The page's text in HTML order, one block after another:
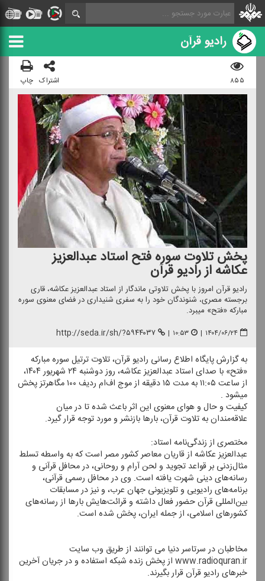
رادیو قرآن
۸۵۵ اشتراک چاپ
پخش تلاوت سوره فتح استاد عبدالعزیز
عكاشه از رادیو قرآن
رادیو قرآن امروز با پخش تلاوتی ماندگار از استاد عبدالعزیز عكاشه، قاری
برجسته مصری، شنوندگان خود را به سفری شنیداری در فضای معنوی سوره
مباركه «فتح» میبرد.
۱۴۰۴/۰۶/۲۴ | ۱۰:۵۳ | http://seda.ir/sh/?۵۹۴۴۰۳۷
به گزارش پایگاه اطلاع رسانی رادیو قرآن، تلاوت ترتیل سوره مباركه
«فتح» با صدای استاد عبدالعزیز عكاشه، روز دوشنبه ۲۴ شهریور ۱۴۰۴،
از ساعت ۱۱:۰۵ به مدت ۱۵ دقیقه از موج اف‌ام ردیف ۱۰۰ مگاهرتز پخش
میشود .
كیفیت و حال و هوای معنوی این اثر باعث شده تا در میان
علاقه‌مندان به تلاوت قرآن، بارها بازنشر و مورد توجه قرار گیرد.
مختصری از زندگی‌نامه استاد:
عبدالعزیز عكاشه از قاریان معاصر كشور مصر است كه به واسطه تسلط
مثال‌زدنی بر قواعد تجوید و لحن آرام و روحانی، در محافل قرآنی و
رسانه‌های دینی شهرت یافته است. وی در محافل رسمی قرآنی،
برنامه‌های رادیویی و تلویزیونی جهان عرب، و نیز در مسابقات
بین‌المللی قرآن حضور فعال داشته و قرائت‌هایش بارها از رسانه‌های
كشورهای اسلامی، از جمله ایران، پخش شده است.
مخاطبان در سرتاسر دنیا می توانند از طریق وب سایت
www.radioquran.ir از پخش زنده شبكه استفاده و در جریان آخرین
خبرهای رادیو قرآن قرار بگیرند.